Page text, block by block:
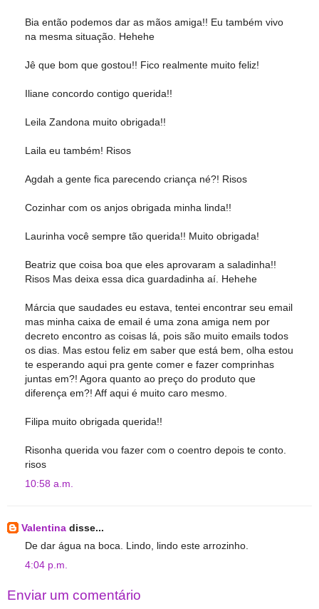
Bia então podemos dar as mãos amiga!! Eu também vivo
na mesma situação. Hehehe
Jê que bom que gostou!! Fico realmente muito feliz!
Iliane concordo contigo querida!!
Leila Zandona muito obrigada!!
Laila eu também! Risos
Agdah a gente fica parecendo criança né?! Risos
Cozinhar com os anjos obrigada minha linda!!
Laurinha você sempre tão querida!! Muito obrigada!
Beatriz que coisa boa que eles aprovaram a saladinha!!
Risos Mas deixa essa dica guardadinha aí. Hehehe
Márcia que saudades eu estava, tentei encontrar seu email
mas minha caixa de email é uma zona amiga nem por
decreto encontro as coisas lá, pois são muito emails todos
os dias. Mas estou feliz em saber que está bem, olha estou
te esperando aqui pra gente comer e fazer comprinhas
juntas em?! Agora quanto ao preço do produto que
diferença em?! Aff aqui é muito caro mesmo.
Filipa muito obrigada querida!!
Risonha querida vou fazer com o coentro depois te conto.
risos
10:58 a.m.
Valentina disse...
De dar água na boca. Lindo, lindo este arrozinho.
4:04 p.m.
Enviar um comentário